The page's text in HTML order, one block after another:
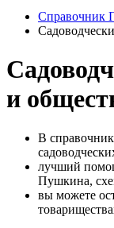
Справочник
и
В
лучший
Пушкина,
вы можете